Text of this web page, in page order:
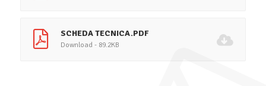
SCHEDA TECNICA.PDF
Download - 89.2KB